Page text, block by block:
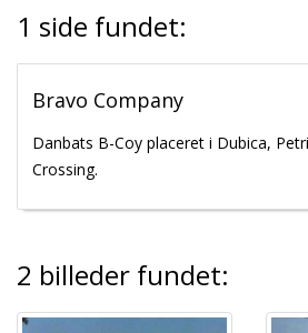
1 side fundet:
Bravo Company
Danbats B-Coy placeret i Dubica,
Crossing.
2 billeder fundet: